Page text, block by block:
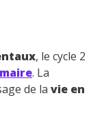
, le cycle 2
. La
de la vie en